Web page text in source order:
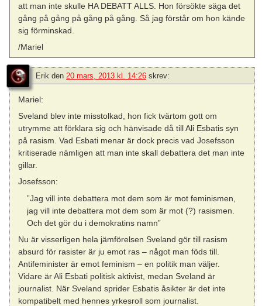
att man inte skulle HA DEBATT ALLS. Hon försökte säga det
gång på gång på gång på gång. Så jag förstår om hon kände
sig förminskad.
/Mariel
Erik den 20 mars, 2013 kl. 14:26 skrev:
Mariel:
Sveland blev inte misstolkad, hon fick tvärtom gott om
utrymme att förklara sig och hänvisade då till Ali Esbatis syn
på rasism. Vad Esbati menar är dock precis vad Josefsson
kritiserade nämligen att man inte skall debattera det man inte
gillar.
Josefsson:
”Jag vill inte debattera mot dem som är mot feminismen,
jag vill inte debattera mot dem som är mot (?) rasismen.
Och det gör du i demokratins namn”
Nu är visserligen hela jämförelsen Sveland gör till rasism
absurd för rasister är ju emot ras – något man föds till.
Antifeminister är emot feminism – en politik man väljer.
Vidare är Ali Esbati politisk aktivist, medan Sveland är
journalist. När Sveland sprider Esbatis åsikter är det inte
kompatibelt med hennes yrkesroll som journalist.